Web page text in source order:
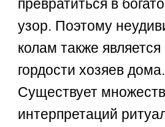
превратиться в
узор. Поэтому
колам также
гордости хозяев дома.
Существует
интерпретаций